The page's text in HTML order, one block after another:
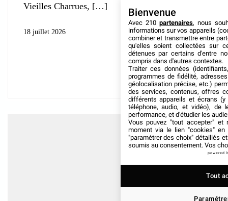
Vieilles Charrues,
18 juillet 2026
Bienvenue
Avec 210 partenaires, nous
informations sur vos appareils
combiner et transmettre entre
qu'elles soient collectées sur
détenues par certains d'entre
compris dans d'autres contextes.
Traiter ces données
programmes de fidélité,
géolocalisation précise, etc.)
des services, contenus, offres
différents appareils et écrans (y
téléphone, audio, et vidéo), de
performance, et d'étudier les
Vous pouvez "tout accepter" et
moment via le lien "cookies" en
"paramétrer des choix" détaillés
soumis au consentement. Vos
powered
Tout